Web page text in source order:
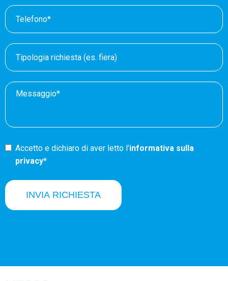
Accetto e dichiaro di aver letto l’informativa sulla
privacy*
INVIA RICHIESTA